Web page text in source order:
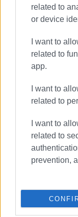
related to
or device
I want to
related to
app.
I want to
related to
I want to
related to
prevention,